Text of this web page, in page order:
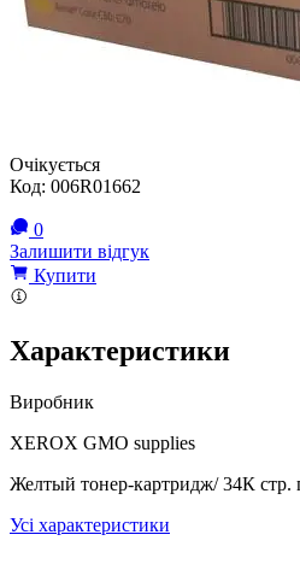
Очікується
Код: 006R01662
0
Залишити відгук
Купити
Характеристики
Виробник
XEROX GMO supplies
Желтый тонер-картридж/ 34К стр.
Усі характеристики